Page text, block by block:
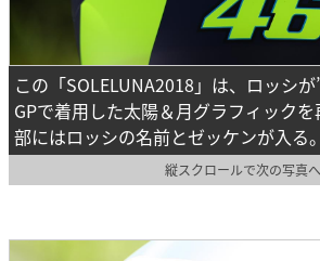
この「SOLELUNA2018」は、ロッシが
GPで着用した太陽＆月グラフィック
部にはロッシの名前とゼッケンが入る。
縦スクロールで次の写真へ